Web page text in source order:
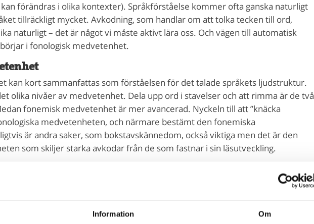
Information Om
förändras i olika kontexter). Språkförståelse kommer ofta ganska naturligt
tillräckligt mycket. Avkodning, som handlar om att tolka tecken till ord,
naturligt – det är något vi måste aktivt lära oss. Och vägen till automatisk
i fonologisk medvetenhet.
kan kort sammanfattas som förståelsen för det talade språkets ljudstruktur.
olika nivåer av medvetenhet. Dela upp ord i stavelser och att rimma är de två
fonemisk medvetenhet är mer avancerad. Nyckeln till att ”knäcka
medvetenheten, och närmare bestämt den fonemiska
är andra saker, som bokstavskännedom, också viktiga men det är den
som skiljer starka avkodar från de som fastnar i sin läsutveckling.
medvetenheten som är så viktig i läsinlärningen? Den handlar om att bli
språkets minsta betydelseskiljande enheter: fonem (eller språkljud som de
läsaren behöver förstå att språket byggs upp av dessa små byggklossar.